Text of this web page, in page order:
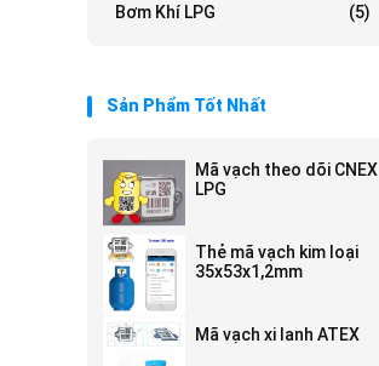
Bơm Khí LPG (5)
Sản Phẩm Tốt Nhất
Mã vạch theo dõi CNEX
LPG
Thẻ mã vạch kim loại
35x53x1,2mm
Mã vạch xi lanh ATEX